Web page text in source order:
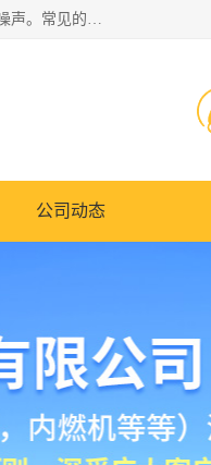
消音器主要用于降低机械设备或枪械等产生的噪声。它通过阻尼或增加排气面积来降低排气速度和功率，从而降低噪声。常见的消音器类型包括阻性消声器、抗性消声器、共振消声器以及阻抗复合式消声器等。这些消音器各有特点，适用于不同频率的噪声消除。
公司动态